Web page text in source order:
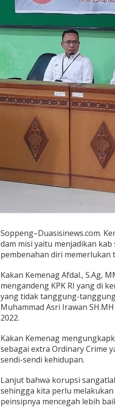
Soppeng–Duasisinews.com.
dam misi yaitu menjadikan
pembenahan diri memerlukan
Kakan Kemenag Afdal., S.Ag,
mengandeng KPK RI yang di
yang tidak tanggung-
Muhammad Asri Irawan
2022.
Kakan Kemenag
sebagai extra Ordinary Crime
sendi-sendi kehidupan.
Lanjut bahwa korupsi
sehingga kita perlu
peinsipnya mencegah lebih